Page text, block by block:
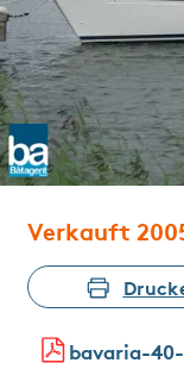
Verkauft
bavaria-